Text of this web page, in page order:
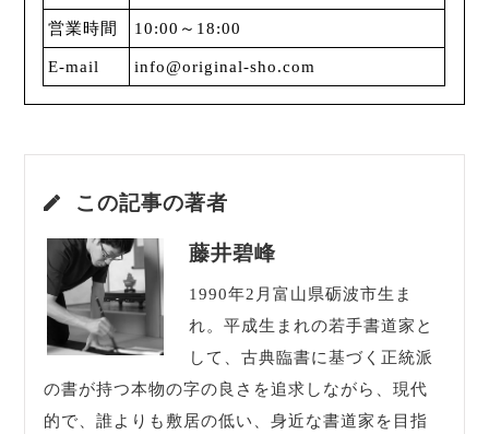
営業時間 10:00～18:00
E-mail info@original-sho.com
この記事の著者
藤井碧峰
1990年2月富山県砺波市生ま
れ。平成生まれの若手書道家と
して、古典臨書に基づく正統派
の書が持つ本物の字の良さを追求しながら、現代
的で、誰よりも敷居の低い、身近な書道家を目指